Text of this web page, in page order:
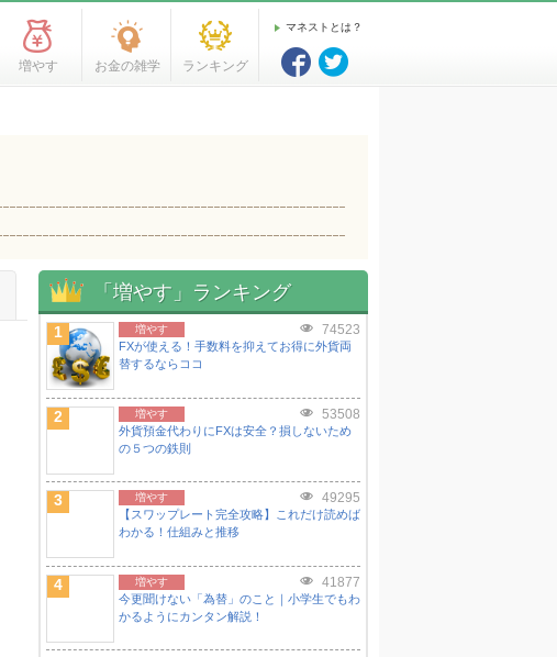
増やす お金の雑学 ランキング
マネストとは？
「増やす」ランキング
1 増やす 74523
FXが使える！手数料を抑えてお得に外貨両
替するならココ
2 増やす 53508
外貨預金代わりにFXは安全？損しないため
の５つの鉄則
3 増やす 49295
【スワップレート完全攻略】これだけ読めば
わかる！仕組みと推移
4 増やす 41877
今更聞けない「為替」のこと｜小学生でもわ
かるようにカンタン解説！